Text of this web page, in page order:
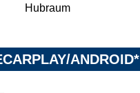
Hubraum
ANDROID*